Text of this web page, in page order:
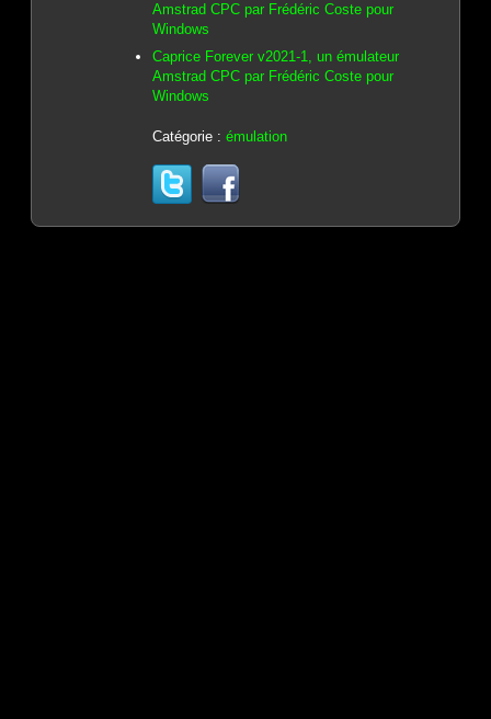
Amstrad CPC par Frédéric Coste pour
Windows
Caprice Forever v2021-1, un émulateur
Amstrad CPC par Frédéric Coste pour
Windows
Catégorie : émulation